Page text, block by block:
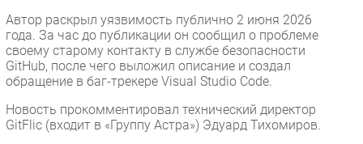
Каталог компаний
Автор раскрыл уязвимость публично 2 июня 2026
года. За час до публикации он сообщил о проблеме
своему старому контакту в службе безопасности
GitHub, после чего выложил описание и создал
обращение в баг-трекере Visual Studio Code.
Новость прокомментировал технический директор
GitFlic (входит в «Группу Астра») Эдуард Тихомиров.